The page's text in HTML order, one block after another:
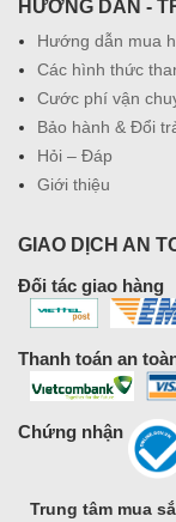
HƯỚNG DẪN -
Hướng dẫn mua
Các hình thức
Cước phí vận
Bảo hành & Đổi
Hỏi – Đáp
Giới thiệu
GIAO DỊCH AN
Đối tác giao hàng
Thanh toán an
Chứng nhận
Trung tâm mua